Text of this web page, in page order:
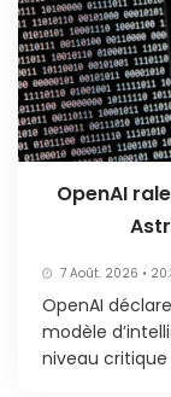
OpenAI
7 Août. 2026 •
OpenAI
modèle
niveau critique